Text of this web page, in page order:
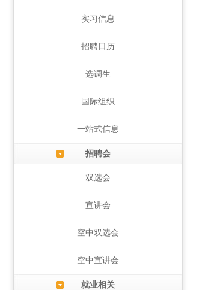
实习信息
招聘日历
选调生
国际组织
一站式信息
招聘会
双选会
宣讲会
空中双选会
空中宣讲会
就业相关